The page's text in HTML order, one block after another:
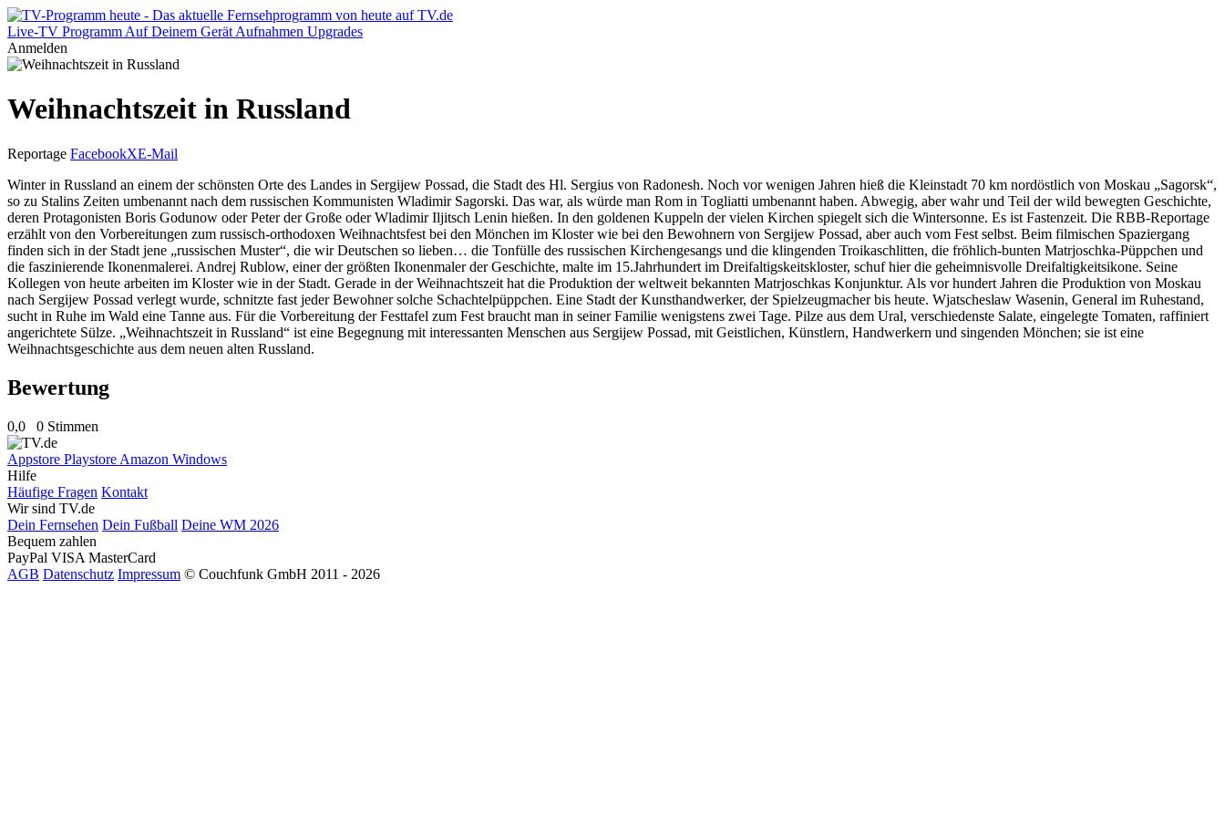
Live-TV Programm Auf Deinem Gerät Aufnahmen Upgrades
Anmelden
Weihnachtszeit in Russland
Reportage FacebookXE-Mail
Winter in Russland an einem der schönsten Orte des Landes in Sergijew Possad, die Stadt des Hl. Sergius von Radonesh. Noch vor wenigen Jahren hieß die Kleinstadt 70 km nordöstlich von Moskau „Sagorsk“,
so zu Stalins Zeiten umbenannt nach dem russischen Kommunisten Wladimir Sagorski. Das war, als würde man Rom in Togliatti umbenannt haben. Abwegig, aber wahr und Teil der wild bewegten Geschichte,
deren Protagonisten Boris Godunow oder Peter der Große oder Wladimir Iljitsch Lenin hießen. In den goldenen Kuppeln der vielen Kirchen spiegelt sich die Wintersonne. Es ist Fastenzeit. Die RBB-Reportage
erzählt von den Vorbereitungen zum russisch-orthodoxen Weihnachtsfest bei den Mönchen im Kloster wie bei den Bewohnern von Sergijew Possad, aber auch vom Fest selbst. Beim filmischen Spaziergang
finden sich in der Stadt jene „russischen Muster“, die wir Deutschen so lieben… die Tonfülle des russischen Kirchengesangs und die klingenden Troikaschlitten, die fröhlich-bunten Matrjoschka-Püppchen und
die faszinierende Ikonenmalerei. Andrej Rublow, einer der größten Ikonenmaler der Geschichte, malte im 15.Jahrhundert im Dreifaltigskeitskloster, schuf hier die geheimnisvolle Dreifaltigkeitsikone. Seine
Kollegen von heute arbeiten im Kloster wie in der Stadt. Gerade in der Weihnachtszeit hat die Produktion der weltweit bekannten Matrjoschkas Konjunktur. Als vor hundert Jahren die Produktion von Moskau
nach Sergijew Possad verlegt wurde, schnitzte fast jeder Bewohner solche Schachtelpüppchen. Eine Stadt der Kunsthandwerker, der Spielzeugmacher bis heute. Wjatscheslaw Wasenin, General im Ruhestand,
sucht in Ruhe im Wald eine Tanne aus. Für die Vorbereitung der Festtafel zum Fest braucht man in seiner Familie wenigstens zwei Tage. Pilze aus dem Ural, verschiedenste Salate, eingelegte Tomaten, raffiniert
angerichtete Sülze. „Weihnachtszeit in Russland“ ist eine Begegnung mit interessanten Menschen aus Sergijew Possad, mit Geistlichen, Künstlern, Handwerkern und singenden Mönchen; sie ist eine
Weihnachtsgeschichte aus dem neuen alten Russland.
Bewertung
0,0 0 Stimmen
Appstore Playstore Amazon Windows
Hilfe
Häufige Fragen Kontakt
Wir sind TV.de
Dein Fernsehen Dein Fußball Deine WM 2026
Bequem zahlen
PayPal VISA MasterCard
AGB Datenschutz Impressum © Couchfunk GmbH 2011 - 2026